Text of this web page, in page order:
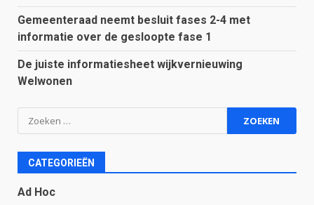
Gemeenteraad neemt besluit fases 2-4 met
informatie over de gesloopte fase 1
De juiste informatiesheet wijkvernieuwing
Welwonen
Zoeken
naar:
CATEGORIEËN
Ad Hoc